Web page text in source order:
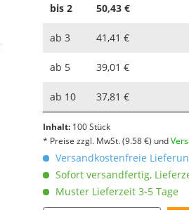
bis2 50,43 €
ab3 41,41 €
ab 5 39,01 €
ab 10 37,81 €
Inhalt: 100 Stück
* Preise zzgl. MwSt.(9.58 €) und
Versandkostenfreie
Sofort versandfertig,
Muster Lieferzeit 3-5 Tage